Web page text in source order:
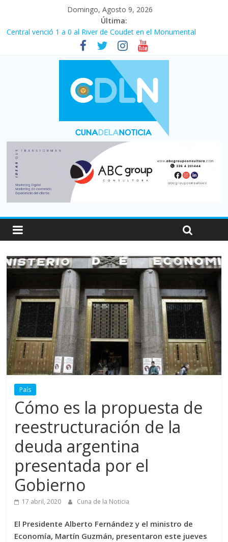
Domingo, Agosto 9, 2026
Última:
Central venció 1 a 0 al River de Coudet en el Monumental
La morosidad alcanzó su nivel más alto en dos décadas y ya
afecta a 400 mil deudores en Santa Fe
Desde que asumió Milei cerraron 41.000 kioscos: el sector
denuncia crisis como en 2001
Vacaciones de invierno con más movimiento y consumo
turístico: 4,6 millones de personas viajaron por el país, un 5,9%
Fuerte caída de la venta de autos usados en julio: bajó un 12,6%
País
Cómo es la propuesta de
reestructuración de la
deuda argentina
presentada por el
Gobierno
17 abril, 2020 Cuna de la Noticia
El Presidente Alberto Fernández y el ministro de
Economía, Martín Guzmán, presentaron este jueves